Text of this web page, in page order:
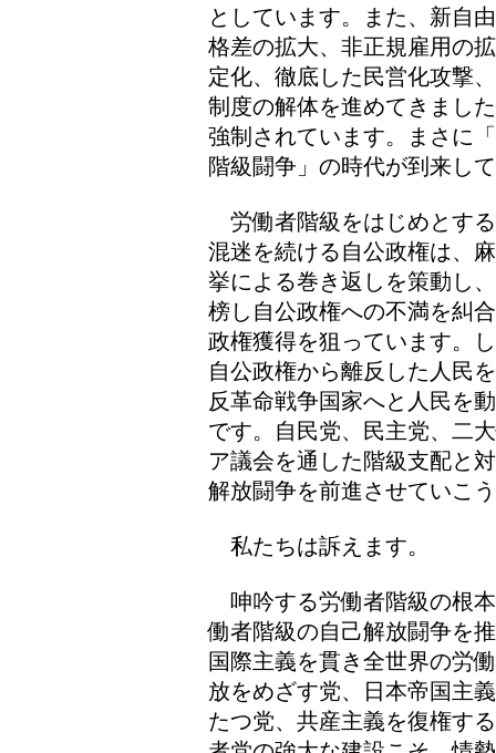
としています。また、新自
格差の拡大、非正規雇用の
定化、徹底した民営化攻撃
制度の解体を進めてきまし
強制されています。まさに
階級闘争」の時代が到来し
労働者階級をはじめとす
混迷を続ける自公政権は、
挙による巻き返しを策動し
榜し自公政権への不満を糾
政権獲得を狙っています。
自公政権から離反した人民
反革命戦争国家へと人民を
です。自民党、民主党、二
ア議会を通した階級支配と
解放闘争を前進させていこ
私たちは訴えます。
呻吟する労働者階級の根
働者階級の自己解放闘争を
国際主義を貫き全世界の労
放をめざす党、日本帝国主
たつ党、共産主義を復権す